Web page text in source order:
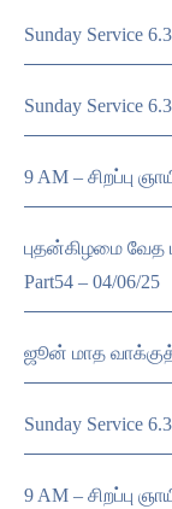
Sunday Service
Sunday Service
9 AM – சிறப்பு
புதன்கிழமை வேத
Part54 – 04/06/25
ஜூன் மாத
Sunday Service
9 AM – சிறப்பு